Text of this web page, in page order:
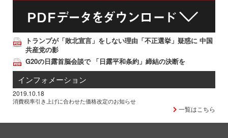
トランプが「敗北宣言」をしない理由「不正選挙」疑惑に 中国
共産党の影
G20の日露首脳会談で 「日露平和条約」締結の決断を
インフォメーション
2019.10.18
消費税率引き上げに合わせた価格改定のお知らせ
一覧はこちら